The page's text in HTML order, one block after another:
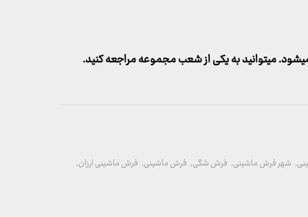
میتوانید به یکی از شعب مجموعه مراجعه کنید.
, شهر فرش ماشینی, فرش شگی, فرش ماشینی, فرش ماشینی ارزان,